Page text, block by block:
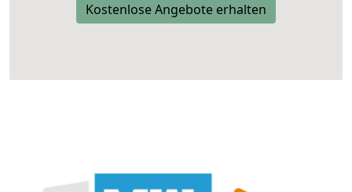
Kostenlose Angebote erhalten